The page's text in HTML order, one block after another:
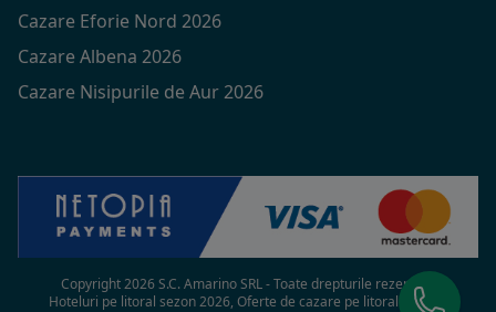
Cazare Eforie Nord 2026
Cazare Albena 2026
Cazare Nisipurile de Aur 2026
Copyright 2026 S.C. Amarino SRL - Toate drepturile rezervate
Hoteluri pe litoral sezon 2026, Oferte de cazare pe litoral in 2026